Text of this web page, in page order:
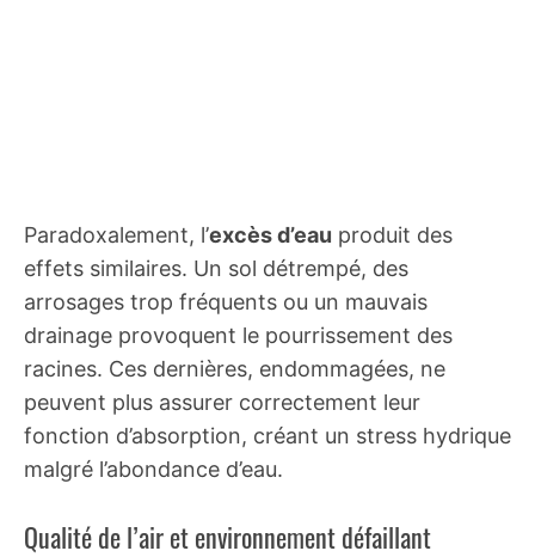
Paradoxalement, l’excès d’eau produit des
effets similaires. Un sol détrempé, des
arrosages trop fréquents ou un mauvais
drainage provoquent le pourrissement des
racines. Ces dernières, endommagées, ne
peuvent plus assurer correctement leur
fonction d’absorption, créant un stress hydrique
malgré l’abondance d’eau.
Qualité de l’air et environnement défaillant